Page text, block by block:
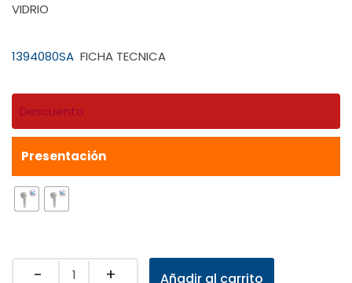
VIDRIO
1394080SA FICHA TECNICA
Descuento
Presentación
Quantity Añadir al carrito